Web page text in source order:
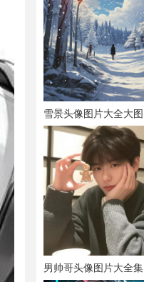
雪景头像图片大全大图
男帅哥头像图片大全集